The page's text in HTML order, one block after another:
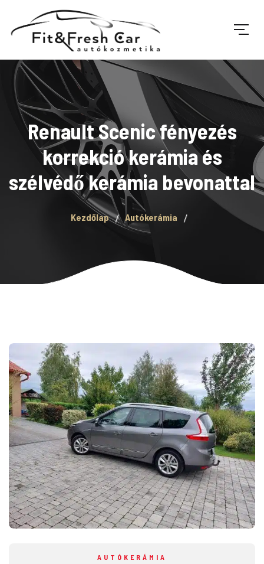
Renault Scenic fényezés
korrekció kerámia és
szélvédő kerámia bevonattal
Kezdőlap Autókerámia
AUTÓKERÁMIA